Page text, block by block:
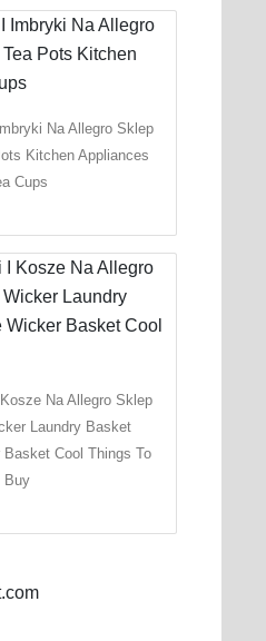
Na Allegro Sklep
Kitchen Appliances
Cups
Na Allegro Sklep
Laundry Basket
Basket Cool Things To
Buy